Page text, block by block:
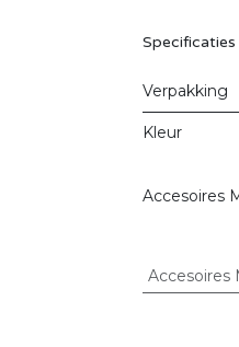
Specificaties
Verpakking
Kleur
Accesoires
Accesoires